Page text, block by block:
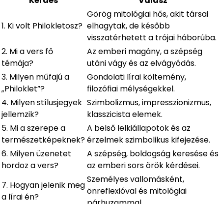
1. Ki volt Philokletosz?
Görög mitológiai hős, akit társai
elhagytak, de később
visszatérhetett a trójai háborúba.
2. Mi a vers fő
témája?
Az emberi magány, a szépség
utáni vágy és az elvágyódás.
3. Milyen műfajú a
„Philoklet”?
Gondolati lírai költemény,
filozófiai mélységekkel.
4. Milyen stílusjegyek
jellemzik?
Szimbolizmus, impresszionizmus,
klasszicista elemek.
5. Mi a szerepe a
természetképeknek?
A belső lelkiállapotok és az
érzelmek szimbolikus kifejezése.
6. Milyen üzenetet
hordoz a vers?
A szépség, boldogság keresése és
az emberi sors örök kérdései.
7. Hogyan jelenik meg
a lírai én?
Személyes vallomásként,
önreflexióval és mitológiai